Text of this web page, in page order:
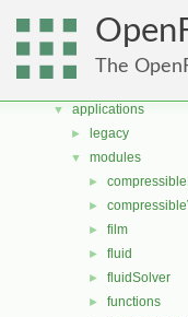
The
► Classes
▼ Files
▼ applications
► legacy
▼ modules
►
►
► film
► fluid
► fluidSolver
► functions